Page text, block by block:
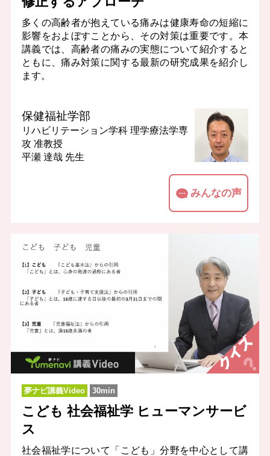
多くの高齢者が抱えている痛みは健康寿命の短縮に
影響をおよぼすことから、その対策は重要です。本
講義では、高齢者の痛みの実態について紹介すると
ともに、痛み対策に関する最新の研究成果を紹介し
ます。
保健福祉学部
リハビリテーション学科 理学療法学専
攻 准教授
平瀬 達哉 先生
みんなの声
夢ナビ講義Video 30min
こども 社会福祉学 ヒューマンサービ
ス
社会福祉学について「こども」分野を中心として講